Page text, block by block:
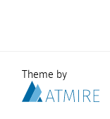
Theme by